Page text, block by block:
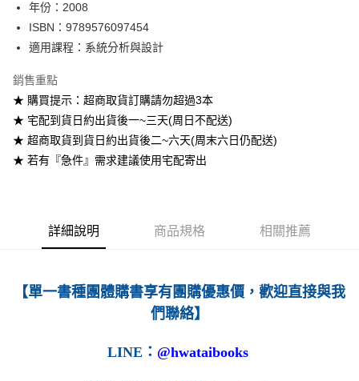
付款後全家取貨
7-11取貨付款
每筆NT$60
付款後7-11取貨
每筆NT$100
年份：2008
ISBN：9789576097454
適用課程：系統分析與設計
銷售重點
★ 購買提示：超商取貨訂購請勿超過3本
★ 宅配到貨日約出貨後一~三天(周日不配送)
★ 超商取貨到貨日約出貨後二~六天(周末六日仍配送)
★ 若有『急件』需求建議使用宅配寄出
詳細說明 商品規格 相關推薦
【單一書種團體購書享有團購優惠價，歡迎直接與我
們聯絡】
LINE ： @hwataibooks